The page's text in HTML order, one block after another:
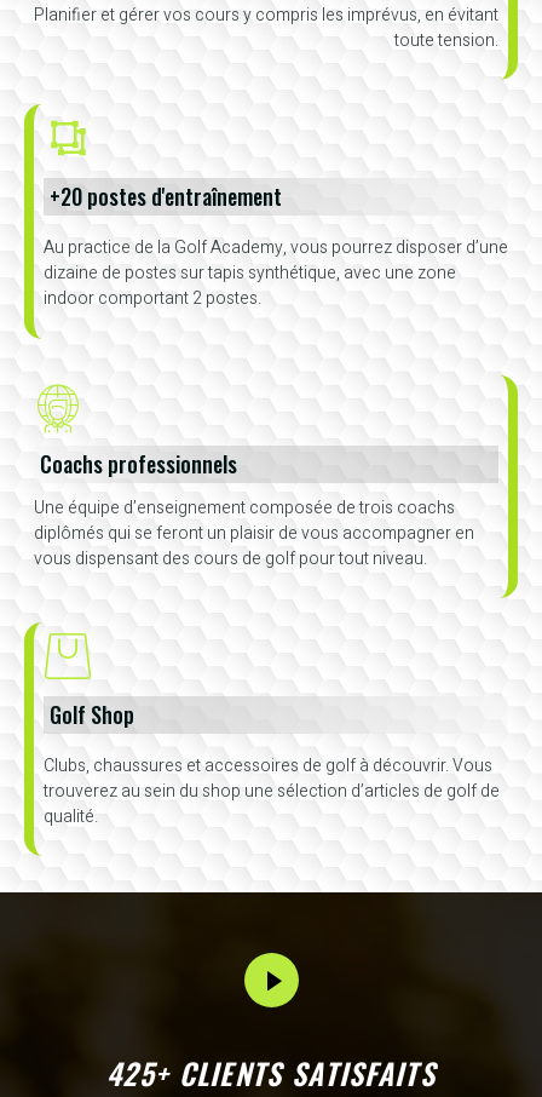
Planifier et gérer vos cours y compris les imprévus, en évitant
toute tension.
+20 postes d'entraînement
Au practice de la Golf Academy, vous pourrez disposer d’une
dizaine de postes sur tapis synthétique, avec une zone
indoor comportant 2 postes.
Coachs professionnels
Une équipe d’enseignement composée de trois coachs
diplômés qui se feront un plaisir de vous accompagner en
vous dispensant des cours de golf pour tout niveau.
Golf Shop
Clubs, chaussures et accessoires de golf à découvrir. Vous
trouverez au sein du shop une sélection d’articles de golf de
qualité.
425+ CLIENTS SATISFAITS